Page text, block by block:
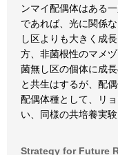
ンマイ配偶体はある
であれば、光に関係
し区よりも大きく成
方、非菌根性のマメ
菌無し区の個体に成
と共生はするが、配
配偶体種として、リ
い、同様の共培養実験
Strategy for Future